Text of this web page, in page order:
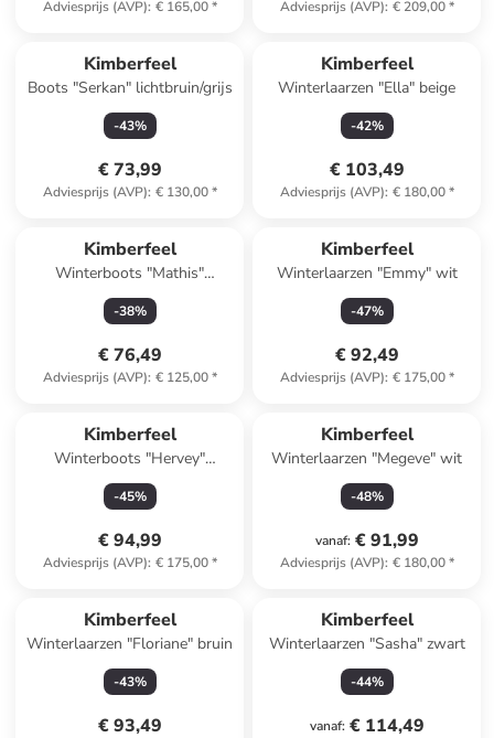
Adviesprijs (AVP): € 165,00*
Adviesprijs (AVP): € 209,00*
Kimberfeel
Boots "Serkan" lichtbruin/grijs
-43%
€ 73,99
Adviesprijs (AVP): € 130,00*
Kimberfeel
Winterlaarzen "Ella" beige
-42%
€ 103,49
Adviesprijs (AVP): € 180,00*
Kimberfeel
Winterboots "Mathis"
beige/zwart
-38%
€ 76,49
Adviesprijs (AVP): € 125,00*
Kimberfeel
Winterlaarzen "Emmy" wit
-47%
€ 92,49
Adviesprijs (AVP): € 175,00*
Kimberfeel
Winterboots "Hervey"
donkerbruin/zwart
-45%
€ 94,99
Adviesprijs (AVP): € 175,00*
Kimberfeel
Winterlaarzen "Megeve" wit
-48%
vanaf: € 91,99
Adviesprijs (AVP): € 180,00*
Kimberfeel
Winterlaarzen "Floriane" bruin
-43%
€ 93,49
Kimberfeel
Winterlaarzen "Sasha" zwart
-44%
vanaf: € 114,49